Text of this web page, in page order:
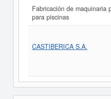
Fabricación de maquinaria
para piscinas
CASTIBERICA S.A.